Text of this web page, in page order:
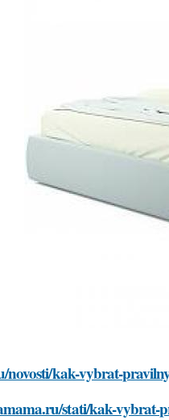
kak-vybrat-
stati/kak-vybrat-